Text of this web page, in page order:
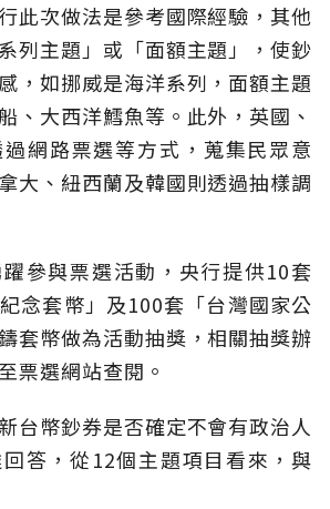
此次做法是參考國際經驗，其他
列主題」或「面額主題」，使鈔
，如挪威是海洋系列，面額主題
、大西洋鱈魚等。此外，英國、
網路票選等方式，蒐集民眾意
大、紐西蘭及韓國則透過抽樣調
參與票選活動，央行提供10套
紀念套幣」及100套「台灣國家公
套幣做為活動抽獎，相關抽獎辦
票選網站查閱。
台幣鈔券是否確定不會有政治人
答，從12個主題項目看來，與